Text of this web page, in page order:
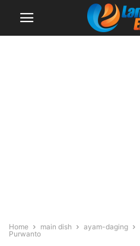
Home main dish ayam-daging
Purwanto